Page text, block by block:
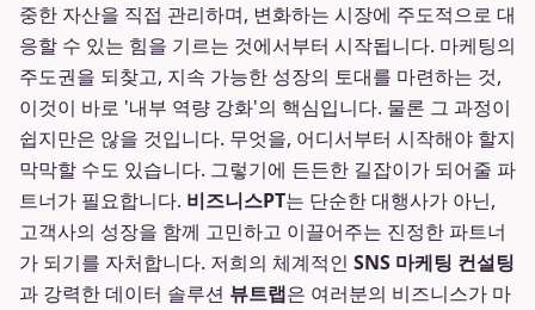
중한 자산을 직접 관리하며, 변화하는 시장에 주도적으로 대
응할 수 있는 힘을 기르는 것에서부터 시작됩니다. 마케팅의
주도권을 되찾고, 지속 가능한 성장의 토대를 마련하는 것,
이것이 바로 '내부 역량 강화'의 핵심입니다. 물론 그 과정이
쉽지만은 않을 것입니다. 무엇을, 어디서부터 시작해야 할지
막막할 수도 있습니다. 그렇기에 든든한 길잡이가 되어줄 파
트너가 필요합니다. 비즈니스PT는 단순한 대행사가 아닌,
고객사의 성장을 함께 고민하고 이끌어주는 진정한 파트너
가 되기를 자처합니다. 저희의 체계적인 SNS 마케팅 컨설팅
과 강력한 데이터 솔루션 뷰트랩은 여러분의 비즈니스가 마